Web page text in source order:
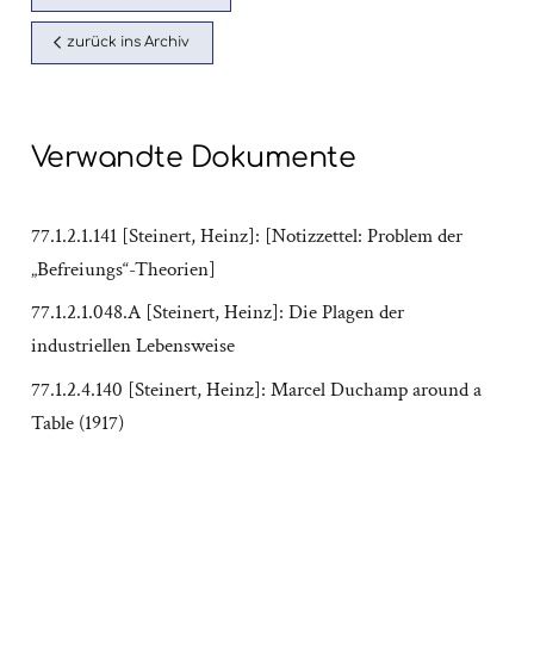
zurück ins Archiv
Verwandte Dokumente
77.1.2.1.141 [Steinert, Heinz]: [Notizzettel: Problem der
„Befreiungs“-Theorien]
77.1.2.1.048.A [Steinert, Heinz]: Die Plagen der
industriellen Lebensweise
77.1.2.4.140 [Steinert, Heinz]: Marcel Duchamp around a
Table (1917)